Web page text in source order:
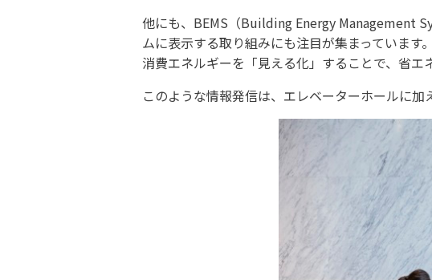
他にも、BEMS（Building Energy Management
ムに表示する取り組みにも注目が集まっています。
消費エネルギーを「見える化」することで、省エ
このような情報発信は、エレベーターホールに加